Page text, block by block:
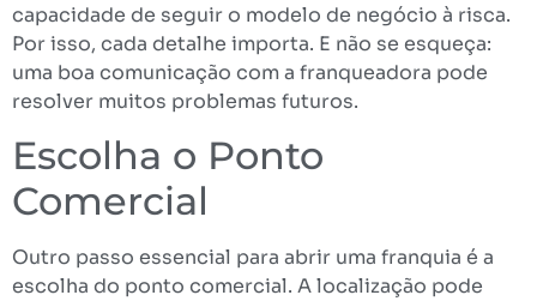
capacidade de seguir o modelo de negócio à risca.
Por isso, cada detalhe importa. E não se esqueça:
uma boa comunicação com a franqueadora pode
resolver muitos problemas futuros.
Escolha o Ponto
Comercial
Outro passo essencial para abrir uma franquia é a
escolha do ponto comercial. A localização pode